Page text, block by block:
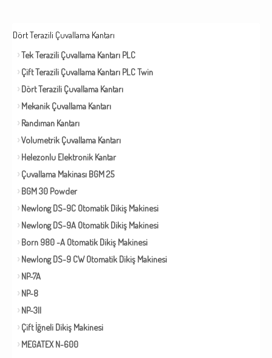
Dört Terazili Çuvallama Kantarı
Tek Terazili Çuvallama Kantarı PLC
Çift Terazili Çuvallama Kantarı PLC Twin
Dört Terazili Çuvallama Kantarı
Mekanik Çuvallama Kantarı
Randıman Kantarı
Volumetrik Çuvallama Kantarı
Helezonlu Elektronik Kantar
Çuvallama Makinası BGM 25
BGM 30 Powder
Newlong DS-9C Otomatik Dikiş Makinesi
Newlong DS-9A Otomatik Dikiş Makinesi
Born 980 -A Otomatik Dikiş Makinesi
Newlong DS-9 CW Otomatik Dikiş Makinesi
NP-7A
NP-8
NP-3II
Çift İğneli Dikiş Makinesi
MEGATEX N-600